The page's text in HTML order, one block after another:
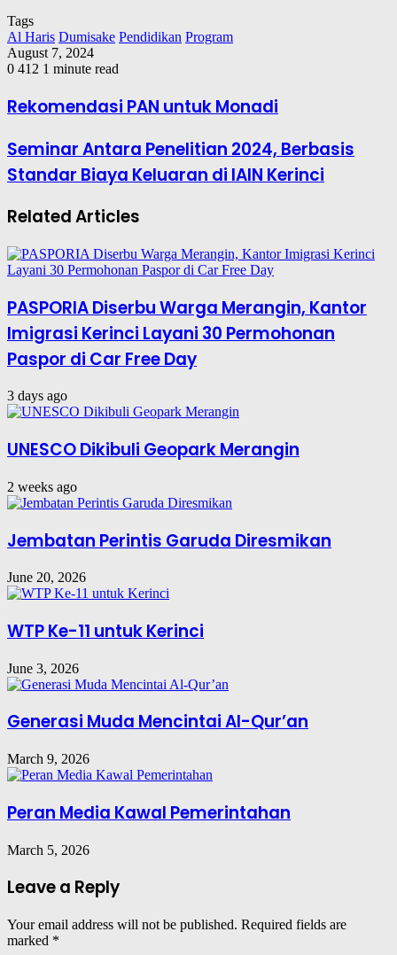
Tags
Al Haris Dumisake Pendidikan Program
August 7, 2024
0 412 1 minute read
Rekomendasi PAN untuk Monadi
Seminar Antara Penelitian 2024, Berbasis
Standar Biaya Keluaran di IAIN Kerinci
Related Articles
PASPORIA Diserbu Warga Merangin, Kantor
Imigrasi Kerinci Layani 30 Permohonan
Paspor di Car Free Day
3 days ago
UNESCO Dikibuli Geopark Merangin
2 weeks ago
Jembatan Perintis Garuda Diresmikan
June 20, 2026
WTP Ke-11 untuk Kerinci
June 3, 2026
Generasi Muda Mencintai Al-Qur’an
March 9, 2026
Peran Media Kawal Pemerintahan
March 5, 2026
Leave a Reply
Your email address will not be published. Required fields are
marked *